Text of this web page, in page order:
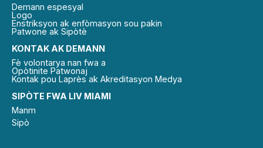
SIPÒTE FWA LIV MIAMI
Manm
Sipò
KONTAK AK DEMANN
Fè volontarya nan fwa a
Opòtinite Patwonaj
Kontak pou Laprès ak Akreditasyon Medya
Demann espesyal
Logo
Enstriksyon ak enfòmasyon sou pakin
Patwone ak Sipòtè